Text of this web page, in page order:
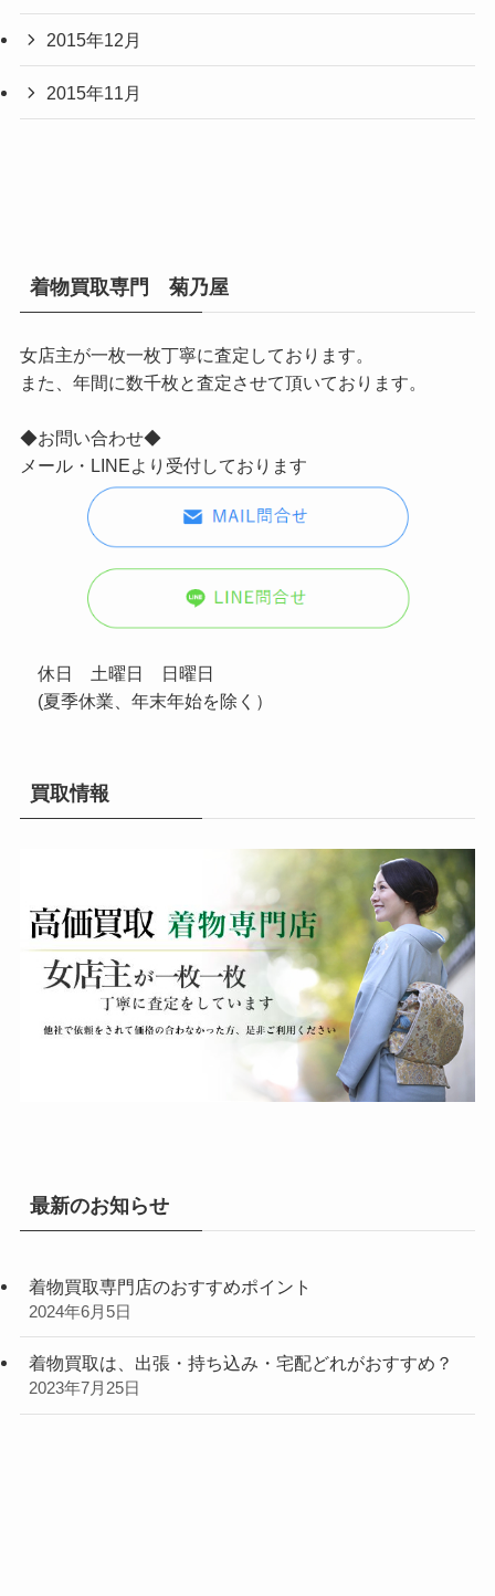
2015年12月
2015年11月
着物買取専門 菊乃屋
女店主が一枚一枚丁寧に査定しております。
また、年間に数千枚と査定させて頂いております。
◆お問い合わせ◆
メール・LINEより受付しております
休日 土曜日 日曜日
(夏季休業、年末年始を除く）
買取情報
最新のお知らせ
着物買取専門店のおすすめポイント
2024年6月5日
着物買取は、出張・持ち込み・宅配どれがおすすめ？
2023年7月25日